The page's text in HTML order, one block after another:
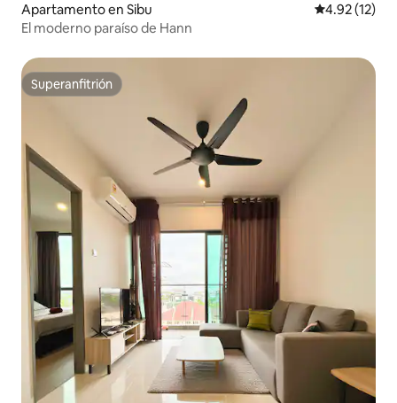
Apartamento en Sibu Calificación
4.92 (12)
El moderno paraíso de Hann
Superanfitrión
Superanfitrión